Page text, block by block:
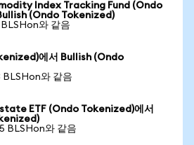
Index Tracking Fund (Ondo
(Ondo Tokenized)
BLSHon와 같음
에서 Bullish (Ondo
BLSHon와 같음
ETF (Ondo Tokenized)에서
BLSHon와 같음